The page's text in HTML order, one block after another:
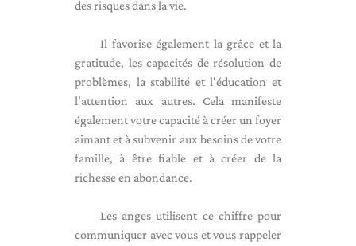
des risques dans la vie.
Il favorise également la grâce et la
gratitude, les capacités de résolution de
problèmes, la stabilité et l'éducation et
l'attention aux autres. Cela manifeste
également votre capacité à créer un foyer
aimant et à subvenir aux besoins de votre
famille, à être fiable et à créer de la
richesse en abondance.
Les anges utilisent ce chiffre pour
communiquer avec vous et vous rappeler